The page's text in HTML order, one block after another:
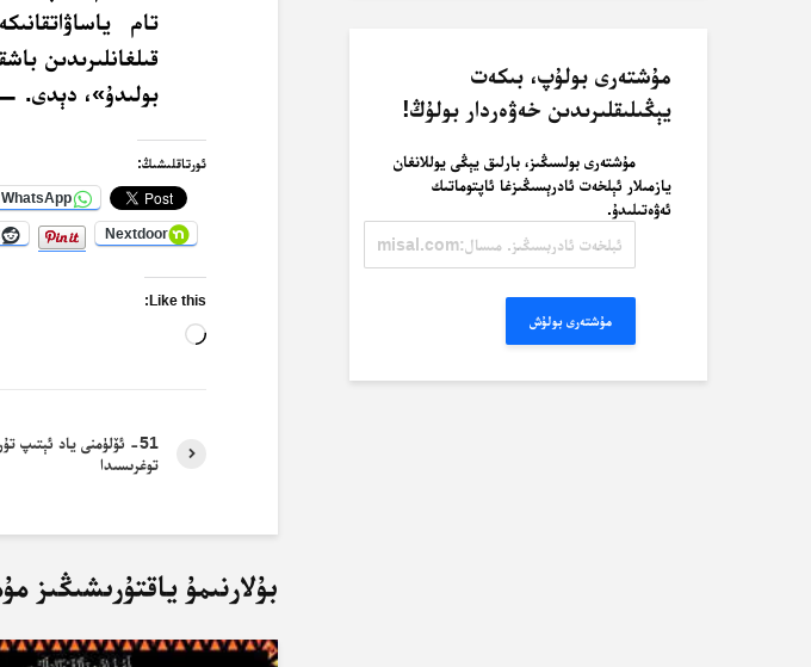
تام
قىلغانلىرىدىن
بولىدۇ»، دېدى.
ئورتاقلىشىڭ:
WhatsApp
Nextdoor
Like this:
Loading…
51- ئۆلۈمنى ياد ئېتىپ
توغرىسىدا
بۇلارنىمۇ ياقتۇرىشىڭىز
مۇشتەرى بولۇپ، بىكەت
يېڭىلىقلىرىدىن خەۋەردار بولۇڭ!
مۇشتەرى بولسىڭىز، بارلىق يېڭى يوللانغان
يازمىلار ئېلخەت ئادرېسىڭىزغا ئاپتوماتىك
ئەۋەتىلىدۇ.
ئادرېسىڭىز.
مۇشتەرى بولۇش